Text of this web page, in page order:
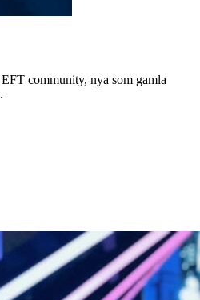
community, nya som gamla